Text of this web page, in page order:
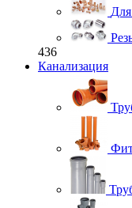
436
Канализация